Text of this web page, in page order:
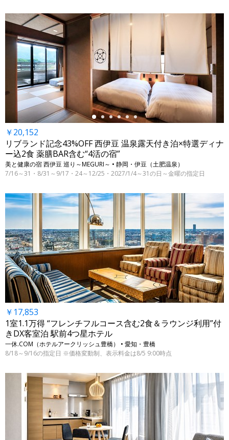
←
￥20,152
リブランド記念43%OFF 西伊豆 温泉露天付き泊×特選ディナ
ー込2食 薬膳BAR含む“4活の宿”
美と健康の宿 西伊豆 巡り～MEGURI～ • 静岡・伊豆（土肥温泉）
7/16～31・8/31～9/17・24～12/25・2027/1/4～31の日～金曜の指定日
￥17,853
1室1.1万得 “フレンチフルコース含む2食＆ラウンジ利用”付
きDX客室泊 駅前4つ星ホテル
一休.COM（ホテルアークリッシュ豊橋） • 愛知・豊橋
8/18～9/16の指定日 ※価格変動制、表示料金は8/5 9:00時点